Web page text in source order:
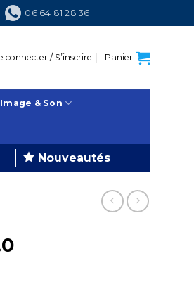
06 64 81 28 36
connecter / S’inscrire Panier
Image & Son
Nouveautés